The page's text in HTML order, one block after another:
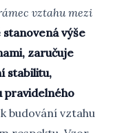
vztahu mezi
stanovená výše
zaručuje
stabilitu,
pravidelného
budování vztahu